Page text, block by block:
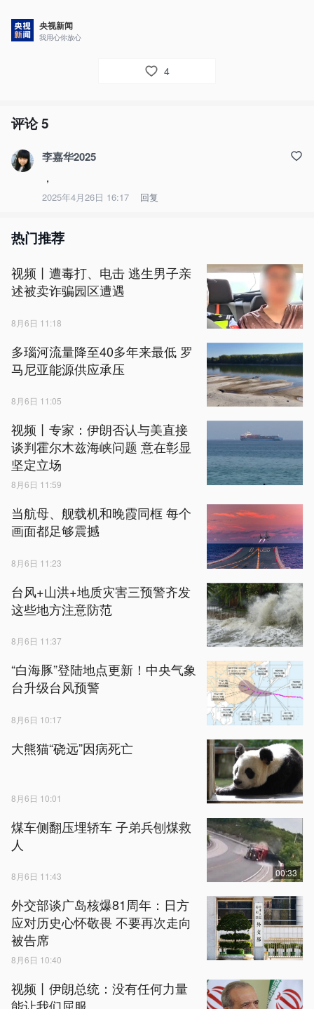
央视新闻
我用心你放心
4
评论5
李嘉华2025
，
2025年4月26日 16:17 回复
热门推荐
视频丨遭毒打、电击 逃生男子亲
述被卖诈骗园区遭遇
8月6日 11:18
多瑙河流量降至40多年来最低 罗
马尼亚能源供应承压
8月6日 11:05
视频丨专家：伊朗否认与美直接
谈判霍尔木兹海峡问题 意在彰显
坚定立场
8月6日 11:59
当航母、舰载机和晚霞同框 每个
画面都足够震撼
8月6日 11:23
台风+山洪+地质灾害三预警齐发
这些地方注意防范
8月6日 11:37
“白海豚”登陆地点更新！中央气象
台升级台风预警
8月6日 10:17
大熊猫“硗远”因病死亡
8月6日 10:01
煤车侧翻压埋轿车 子弟兵刨煤救
人
8月6日 11:43 00:33
外交部谈广岛核爆81周年：日方
应对历史心怀敬畏 不要再次走向
被告席
8月6日 10:40
视频丨伊朗总统：没有任何力量